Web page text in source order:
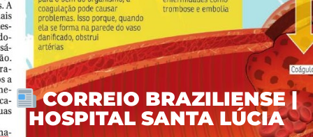
CORREIO BRAZILIENSE |
HOSPITAL SANTA LÚCIA